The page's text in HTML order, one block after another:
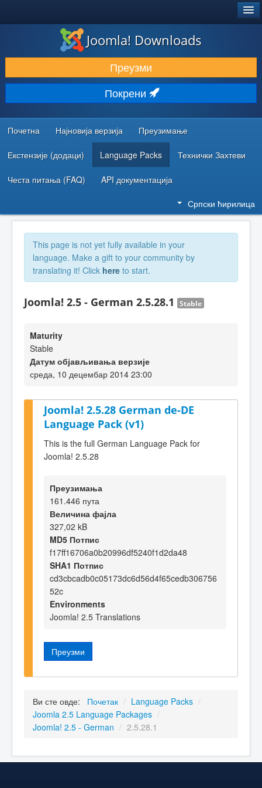
ПРЕУЗИМАЊЕ И ПРОШИРЕЊА (ЕКСТЕНЗИЈЕ)
ОТКРИЈТЕ И НАУЧИТЕ
ЗАЈЕДНИЦА И ПОДРШКА
РЕСУРСИ ЗА РАЗВОЈ
Joomla! Downloads
Преузми
Покрени
Почетна Најновија верзија Преузимање
Екстензије (додаци) Language Packs Технички Захтеви
Честа питања (FAQ) API документација
Српски ћирилица
This page is not yet fully available in your
language. Make a gift to your community by
translating it! Click here to start.
Joomla! 2.5 - German 2.5.28.1 Stable
Maturity
Stable
Датум објављивања верзије
среда, 10 децембар 2014 23:00
Joomla! 2.5.28 German de-DE
Language Pack (v1)
This is the full German Language Pack for
Joomla! 2.5.28
Преузимања
161.446 пута
Величина фајла
327,02 kB
MD5 Потпис
f17ff16706a0b20996df5240f1d2da48
SHA1 Потпис
cd3cbcadb0c05173dc6d56d4f65cedb306756
52c
Environments
Joomla! 2.5 Translations
Преузми
Ви сте овде: Почетак / Language Packs /
Joomla 2.5 Language Packages /
Joomla! 2.5 - German / 2.5.28.1